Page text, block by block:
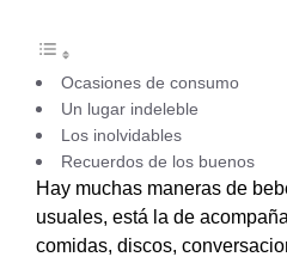
Ocasiones de consumo
Un lugar indeleble
Los inolvidables
Recuerdos de los buenos
Hay muchas maneras de
usuales, está la de
comidas, discos,